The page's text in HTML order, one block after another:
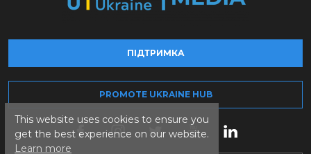
This website uses cookies to ensure you
get the best experience on our website.
Learn more
ПІДТРИМКА
PROMOTE UKRAINE HUB